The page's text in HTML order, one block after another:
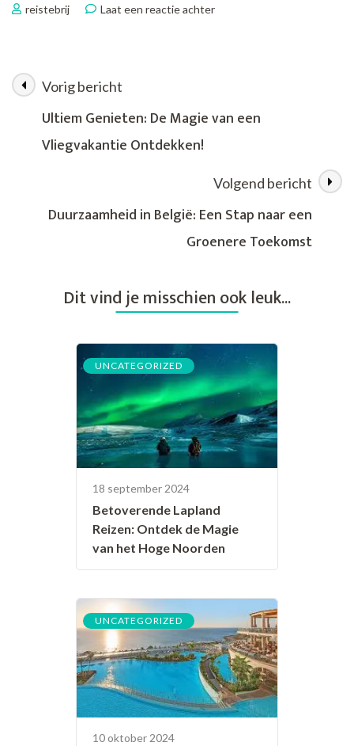
reistebrij Laat een reactie achterop
Magie
Zuiden
Berichtnavigatie
Vorig bericht
Ultiem Genieten: De Magie van een
Vliegvakantie Ontdekken!
Volgend bericht
Duurzaamheid in België: Een Stap naar een
Groenere Toekomst
Dit vind je misschien ook leuk...
UNCATEGORIZED
18 september 2024
Betoverende Lapland
Reizen: Ontdek de Magie
van het Hoge Noorden
UNCATEGORIZED
10 oktober 2024